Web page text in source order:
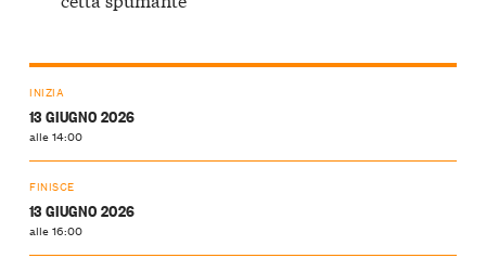
INIZIA
13 GIUGNO 2026
alle 14:00
FINISCE
13 GIUGNO 2026
alle 16:00